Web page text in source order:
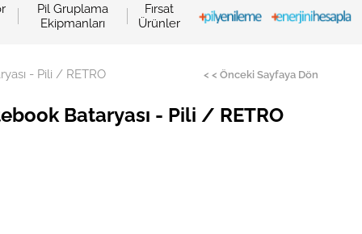
Pil Gruplama
Ekipmanları
Fırsat
Ürünler
- Pili / RETRO < < Önceki Sayfaya Dön
Bataryası - Pili / RETRO